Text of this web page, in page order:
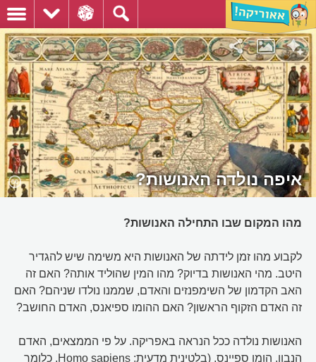
איפה נולדה האנושות?
מהו המקום שבו התחילה האנושות?
לקבוע מהו זמן לידתה של האנושות היא משימה שיש להגדיר
היטב. מהי האנושות בדיוק? מהו המין שהוליד אותה? האם זה
האב הקדמון של השימפנזים והאדם, שממנו נולדו שניהם? האם
זה האדם הזקוף הראשון? האם ההומו ספיאנס, האדם החושב?
האנושות נולדה ככל הנראה באפריקה. על פי הממצאים, האדם
הנבון, הומו ספיינס, (בלטינית מדעית: Homo sapiens, כלומר